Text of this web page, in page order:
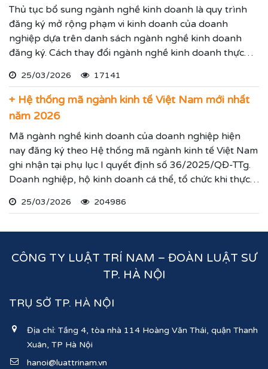
Thủ tục bổ sung ngành nghề kinh doanh là quy trình
đăng ký mở rộng phạm vi kinh doanh của doanh
nghiệp dựa trên danh sách ngành nghề kinh doanh
đăng ký. Cách thay đổi ngành nghề kinh doanh thực
25/03/2026 17141
+ Hệ thống mã ngành kinh tế Việt Nam mới nhất
năm 2026
Mã ngành nghề kinh doanh của doanh nghiệp hiện
nay đăng ký theo Hệ thống mã ngành kinh tế Việt Nam
ghi nhận tại phụ lục I quyết định số 36/2025/QĐ-TTg.
Doanh nghiệp, hộ kinh doanh cá thể, tổ chức khi thực
ghi nhận lĩnh vực hoạt động, ngành nghề kinh doanh
25/03/2026 204986
CÔNG TY LUẬT TRÍ NAM – ĐOÀN LUẬT SƯ
TP. HÀ NỘI
TRỤ SỞ TP. HÀ NỘI
Địa chỉ: Tầng 4, tòa nhà 114 Hoàng Văn Thái, quận Thanh
Xuân, TP Hà Nội
hanoi@luattrinam.vn